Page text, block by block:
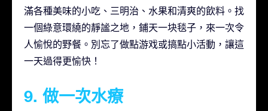
滿各種美味的小吃、三明治、水果和清爽的飲料。找
一個綠意環繞的靜謐之地，鋪天一块毯子，來一次令
人愉悅的野餐。別忘了做點游戏或搞點小活動，讓這
一天過得更愉快！
9. 做一次水療